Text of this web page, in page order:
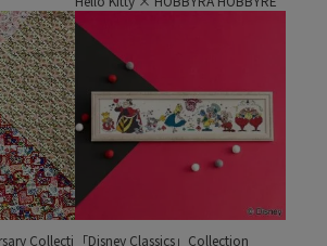
Collecti 「Disney Classics」Collection